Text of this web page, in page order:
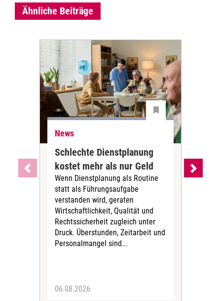
Ähnliche Beiträge
News
Schlechte Dienstplanung
kostet mehr als nur Geld
Wenn Dienstplanung als Routine
statt als Führungsaufgabe
verstanden wird, geraten
Wirtschaftlichkeit, Qualität und
Rechtssicherheit zugleich unter
Druck. Überstunden, Zeitarbeit und
Personalmangel sind...
06.08.2026